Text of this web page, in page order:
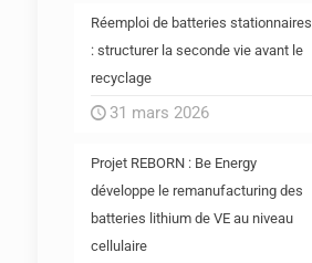
Réemploi de batteries stationnaires
: structurer la seconde vie avant le
recyclage
31 mars 2026
Projet REBORN : Be Energy
développe le remanufacturing des
batteries lithium de VE au niveau
cellulaire